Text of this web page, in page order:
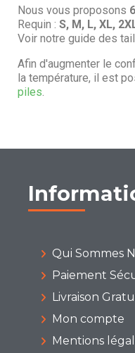
Nous vous proposons
Requin : S, M, L, XL,
Voir notre guide des
Afin d'augmenter le
la température, il est
piles.
Qui Sommes
Paiement
Livraison
Mon compte
Mentions